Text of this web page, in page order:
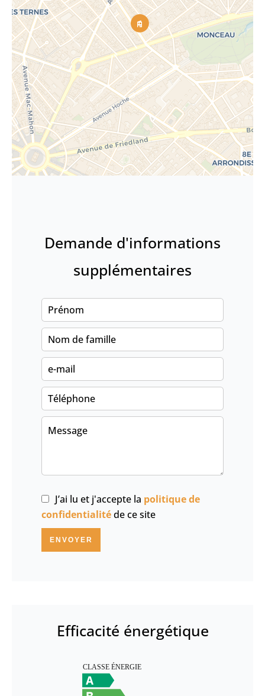
Demande d'informations
supplémentaires
J’ai lu et j'accepte la politique de
confidentialitéde ce site
ENVOYER
Efficacité énergétique